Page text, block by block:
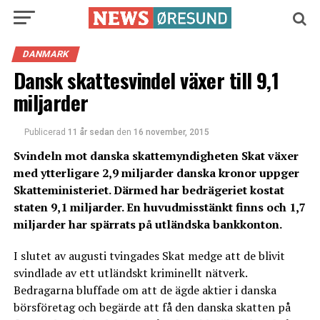
DANMARK
Dansk skattesvindel växer till 9,1
miljarder
Publicerad 11 år sedan den 16 november, 2015
Svindeln mot danska skattemyndigheten Skat växer
med ytterligare 2,9 miljarder danska kronor uppger
Skatteministeriet. Därmed har bedrägeriet kostat
staten 9,1 miljarder. En huvudmisstänkt finns och 1,7
miljarder har spärrats på utländska bankkonton.
I slutet av augusti tvingades Skat medge att de blivit
svindlade av ett utländskt kriminellt nätverk.
Bedragarna bluffade om att de ägde aktier i danska
börsföretag och begärde att få den danska skatten på